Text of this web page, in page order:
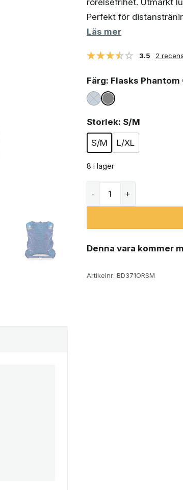
var:
1
216 kr.
är:
1
021 kr.
rörelsefrihet. Utmärkt
Perfekt för
Läs mer
3.5 2
Färg: Flasks
Storlek: S/M
S/M L/XL
8 i lager
Denna vara kommer
Artikelnr: BD371ORSM